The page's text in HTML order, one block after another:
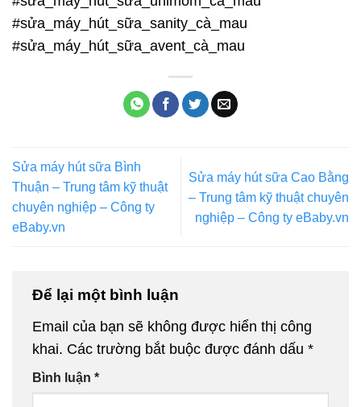
#sửa_máy_hút_sữa_sanity_cà_mau
#sửa_máy_hút_sữa_avent_cà_mau
Sửa máy hút sữa Bình
Thuận – Trung tâm kỹ thuật
chuyên nghiệp – Công ty
eBaby.vn
Sửa máy hút sữa Cao Bằng
– Trung tâm kỹ thuật chuyên
nghiệp – Công ty eBaby.vn
Để lại một bình luận
Email của bạn sẽ không được hiển thị công
khai. Các trường bắt buộc được đánh dấu *
Bình luận *